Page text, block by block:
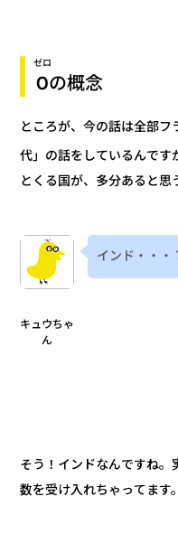
0
ゼロ
の概念
ところが、今の話は全部
代」の話をしているんです
とくる国が、多分あると思
キュウちゃ
ん
インド・・・
そう！インドなんですね
数を受け入れちゃってます。